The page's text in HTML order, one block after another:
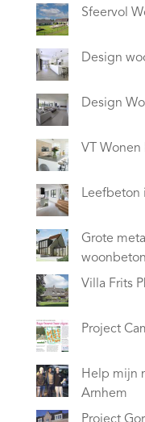
Sfeervol
Design
Design
VT
Leefbeton
Grote
woonbeton
Villa Frits
Project
Help mijn
Arnhem